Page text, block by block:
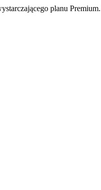
planu